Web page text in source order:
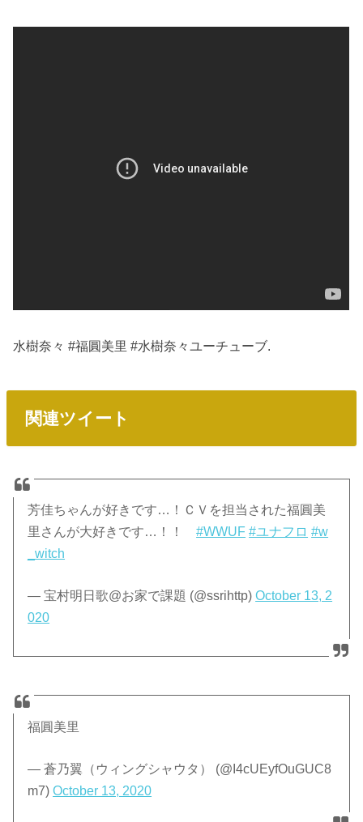
水樹奈々 #福圓美里 #水樹奈々ユーチューブ.
関連ツイート
芳佳ちゃんが好きです…！ＣＶを担当された福圓美
里さんが大好きです…！！#WWUF #ユナフロ #w
_witch
— 宝村明日歌@お家で課題 (@ssrihttp)October 13, 2
020
福圓美里
— 蒼乃翼（ウィングシャウタ） (@I4cUEyfOuGUC8
m7)October 13, 2020